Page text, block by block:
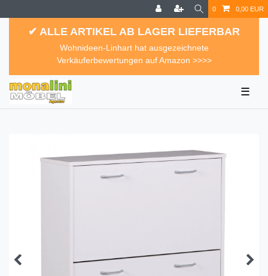
0 0,00 EUR
✔ ALLE ARTIKEL AB LAGER LIEFERBAR
Wohnideen-Linhart hat ausgezeichnete
Verkäuferbewertungen auf Amazon >>>>
☰